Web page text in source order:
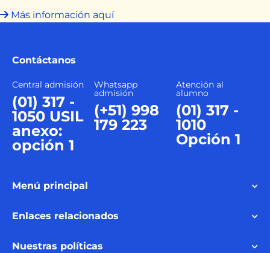
Más información aquí
Contáctanos
Central admisión
(01) 317 -
1050 USIL
anexo:
opción 1
Whatsapp
admisión
(+51) 998
179 223
Atención al
alumno
(01) 317 -
1010
Opción 1
Menú principal
Enlaces relacionados
Nuestras políticas